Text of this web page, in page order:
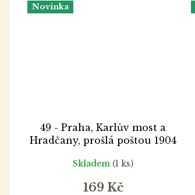
Novinka
49 - Praha, Karlův most a
Hradčany, prošlá poštou 1904
Skladem (1 ks)
169 Kč